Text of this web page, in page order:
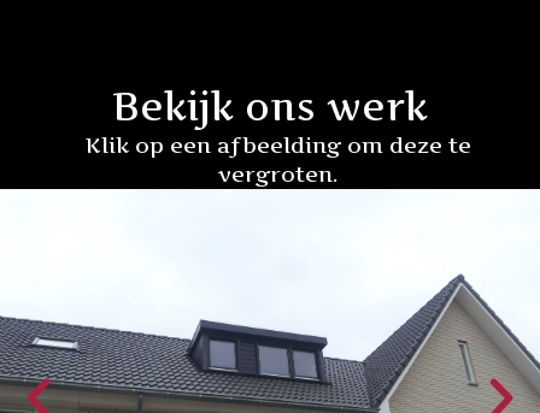
Bekijk ons werk
Klik op een afbeelding om deze te
vergroten.